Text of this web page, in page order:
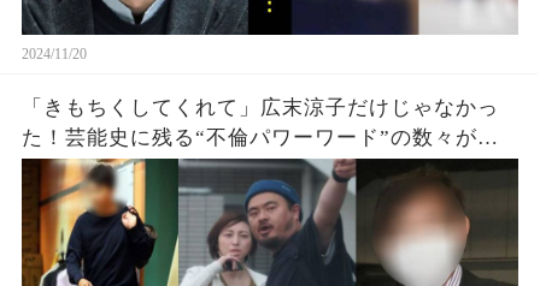
2024/11/20
「きもちくしてくれて」広末涼子だけじゃなかっ
た！芸能史に残る“不倫パワーワード”の数々がヤ
バい…